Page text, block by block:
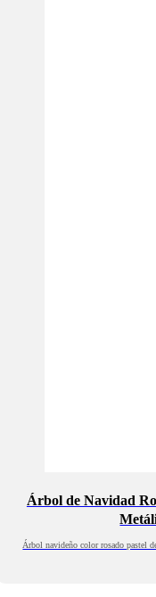
Árbol de Navidad
Árbol navideño color rosado pastel